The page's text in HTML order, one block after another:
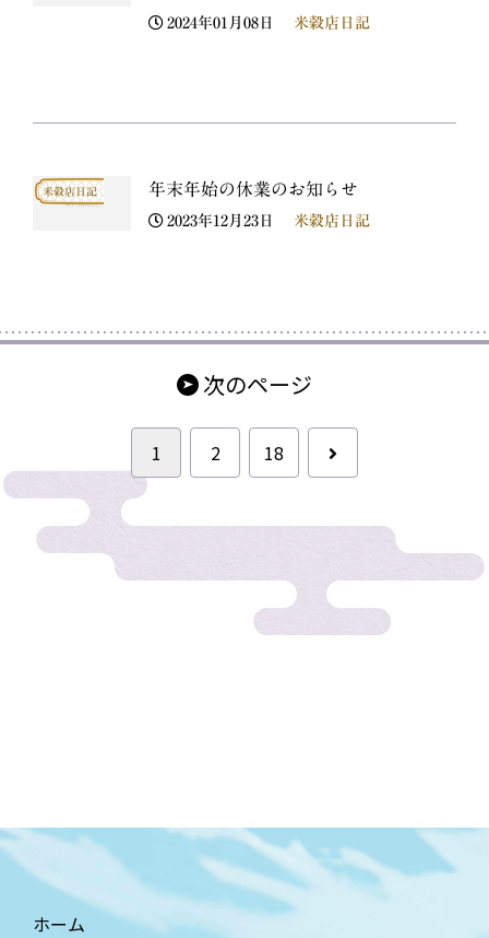
2024年01月08日 米穀店日記
米穀店日記 年末年始の休業のお知らせ
2023年12月23日 米穀店日記
次のページ
1 2 18
次
ホーム